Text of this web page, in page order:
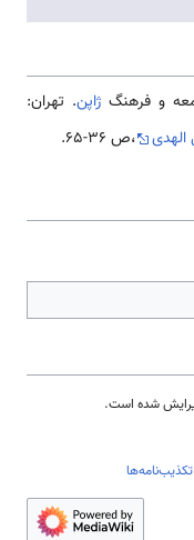
ژاپن. تهران:
الهدی
،ص 36-65.
تکذیب‌نامه‌ها